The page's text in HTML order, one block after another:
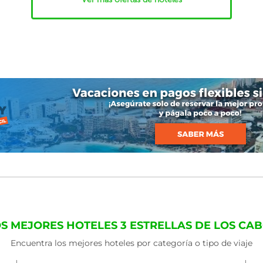
MEJORES HOTELES 3 ESTRELLAS DE LOS
Encuentra los mejores hoteles por categoría o tipo de viaje